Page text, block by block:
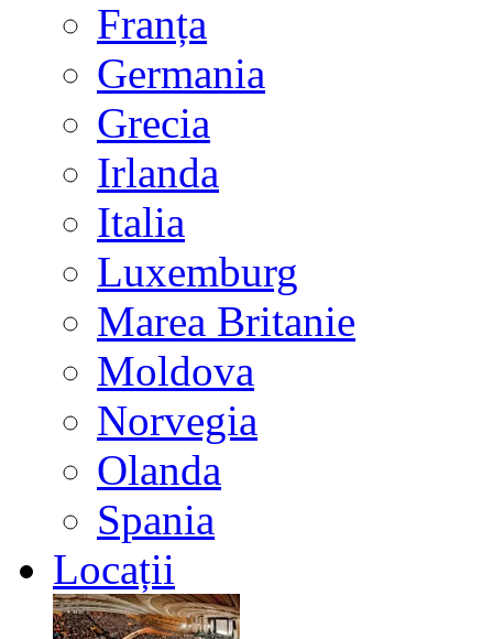
Franța
Germania
Grecia
Irlanda
Italia
Luxemburg
Marea Britanie
Moldova
Norvegia
Olanda
Spania
Locații